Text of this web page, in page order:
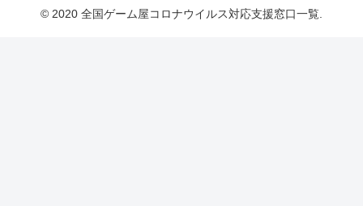
© 2020 全国ゲーム屋コロナウイルス対応支援窓口一覧.